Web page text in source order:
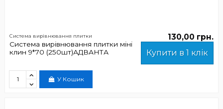
Система вирівнювання плитки
Система вирівнювання плитки міні
клин 9*70 (250шт)АДВАНТА
130,00 грн.
Купити в 1 клік
У Кошик